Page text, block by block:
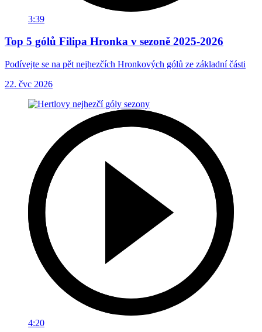
3:39
Top 5 gólů Filipa Hronka v sezoně 2025-2026
Podívejte se na pět nejhezčích Hronkových gólů ze základní části
22. čvc 2026
4:20